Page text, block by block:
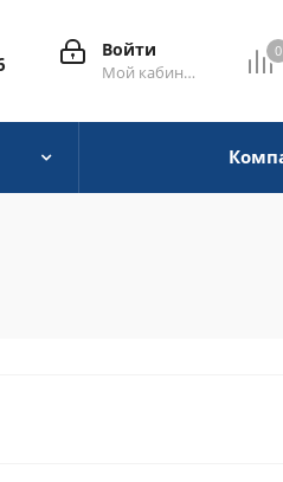
0
Войти
Мой кабинет